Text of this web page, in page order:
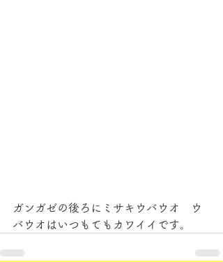
ガンガゼの後ろにミサキウバウオ　ウ
バウオはいつもてもカワイイです。